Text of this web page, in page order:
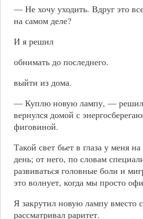
— Не хочу уходить. Вдруг это
на самом деле?
И я решил
обнимать до последнего.
выйти из дома.
— Куплю новую лампу, — решил
вернулся домой с
фиговиной.
Такой свет бьет в глаза у меня
день; от него, по словам
развиваться головные боли и
это волнует, когда мы просто
Я закрутил новую лампу вместо
рассматривал раритет.